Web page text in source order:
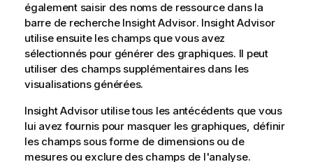
également saisir des noms de ressource dans la
barre de recherche Insight Advisor. Insight Advisor
utilise ensuite les champs que vous avez
sélectionnés pour générer des graphiques. Il peut
utiliser des champs supplémentaires dans les
visualisations générées.
Insight Advisorutilise tous les antécédents que vous
lui avez fournis pour masquer les graphiques, définir
les champs sous forme de dimensions ou de
mesures ou exclure des champs de l'analyse.